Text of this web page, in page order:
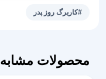
پدر
2
#کاربرگ روز پدر
محصولات مشابه